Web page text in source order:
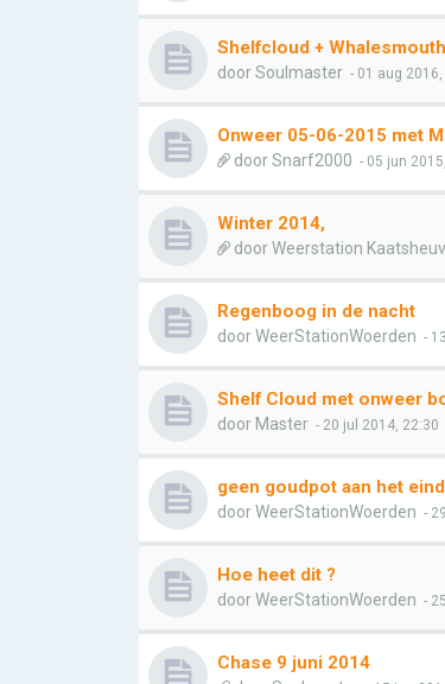
Shelfcloud +
doorSoulmaster - 01 aug
Onweer 05-06-2015 met
doorSnarf2000 - 05 jun
Winter 2014,
doorWeerstation
Regenboog in de nacht
doorWeerStationWoerden -
Shelf Cloud met onweer
door Master - 20 jul 2014, 22:30
geen goudpot aan het
doorWeerStationWoerden -
Hoe heet dit ?
doorWeerStationWoerden -
Chase 9 juni 2014